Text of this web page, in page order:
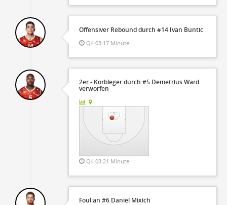
Offensiver Rebound durch #14 Ivan Buntic
Q4 03:17 Minute
2er - Korbleger durch #5 Demetrius Ward
verworfen
Q4 03:21 Minute
Foul an #6 Daniel Mixich